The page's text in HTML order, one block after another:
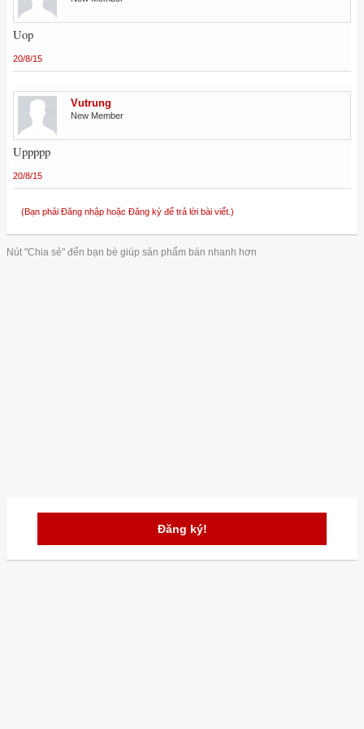
Uop
20/8/15
Vutrung
New Member
Uppppp
20/8/15
(Bạn phải Đăng nhập hoặc Đăng ký để trả lời bài viết.)
Nút "Chia sẻ" đến bạn bè giúp sản phẩm bán nhanh hơn
Đăng ký!